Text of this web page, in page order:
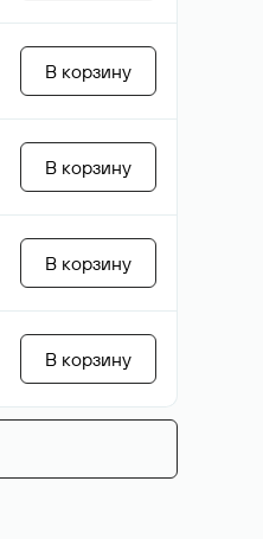
В корзину
В корзину
В корзину
В корзину